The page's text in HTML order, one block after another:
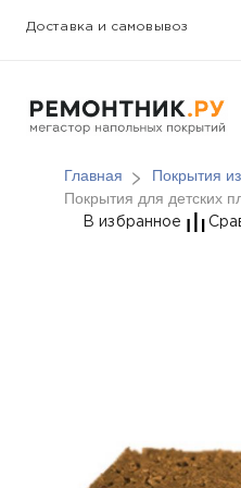
Доставка и самовывоз
Главная Покрытия
Покрытия для детских
В избранное